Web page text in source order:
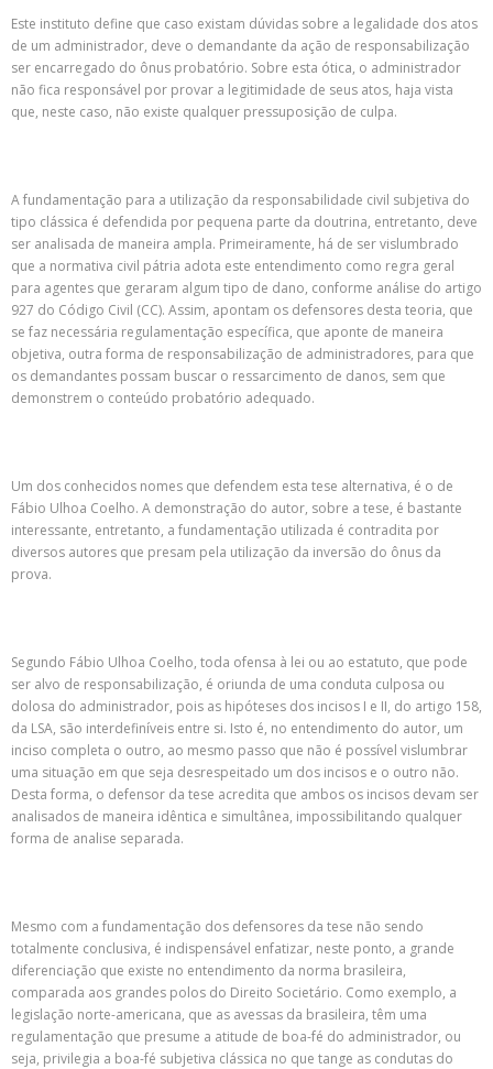
Este instituto define que caso existam dúvidas sobre a legalidade dos atos
de um administrador, deve o demandante da ação de responsabilização
ser encarregado do ônus probatório. Sobre esta ótica, o administrador
não fica responsável por provar a legitimidade de seus atos, haja vista
que, neste caso, não existe qualquer pressuposição de culpa.
A fundamentação para a utilização da responsabilidade civil subjetiva do
tipo clássica é defendida por pequena parte da doutrina, entretanto, deve
ser analisada de maneira ampla. Primeiramente, há de ser vislumbrado
que a normativa civil pátria adota este entendimento como regra geral
para agentes que geraram algum tipo de dano, conforme análise do artigo
927 do Código Civil (CC). Assim, apontam os defensores desta teoria, que
se faz necessária regulamentação específica, que aponte de maneira
objetiva, outra forma de responsabilização de administradores, para que
os demandantes possam buscar o ressarcimento de danos, sem que
demonstrem o conteúdo probatório adequado.
Um dos conhecidos nomes que defendem esta tese alternativa, é o de
Fábio Ulhoa Coelho. A demonstração do autor, sobre a tese, é bastante
interessante, entretanto, a fundamentação utilizada é contradita por
diversos autores que presam pela utilização da inversão do ônus da
prova.
Segundo Fábio Ulhoa Coelho, toda ofensa à lei ou ao estatuto, que pode
ser alvo de responsabilização, é oriunda de uma conduta culposa ou
dolosa do administrador, pois as hipóteses dos incisos I e II, do artigo 158,
da LSA, são interdefiníveis entre si. Isto é, no entendimento do autor, um
inciso completa o outro, ao mesmo passo que não é possível vislumbrar
uma situação em que seja desrespeitado um dos incisos e o outro não.
Desta forma, o defensor da tese acredita que ambos os incisos devam ser
analisados de maneira idêntica e simultânea, impossibilitando qualquer
forma de analise separada.
Mesmo com a fundamentação dos defensores da tese não sendo
totalmente conclusiva, é indispensável enfatizar, neste ponto, a grande
diferenciação que existe no entendimento da norma brasileira,
comparada aos grandes polos do Direito Societário. Como exemplo, a
legislação norte-americana, que as avessas da brasileira, têm uma
regulamentação que presume a atitude de boa-fé do administrador, ou
seja, privilegia a boa-fé subjetiva clássica no que tange as condutas do